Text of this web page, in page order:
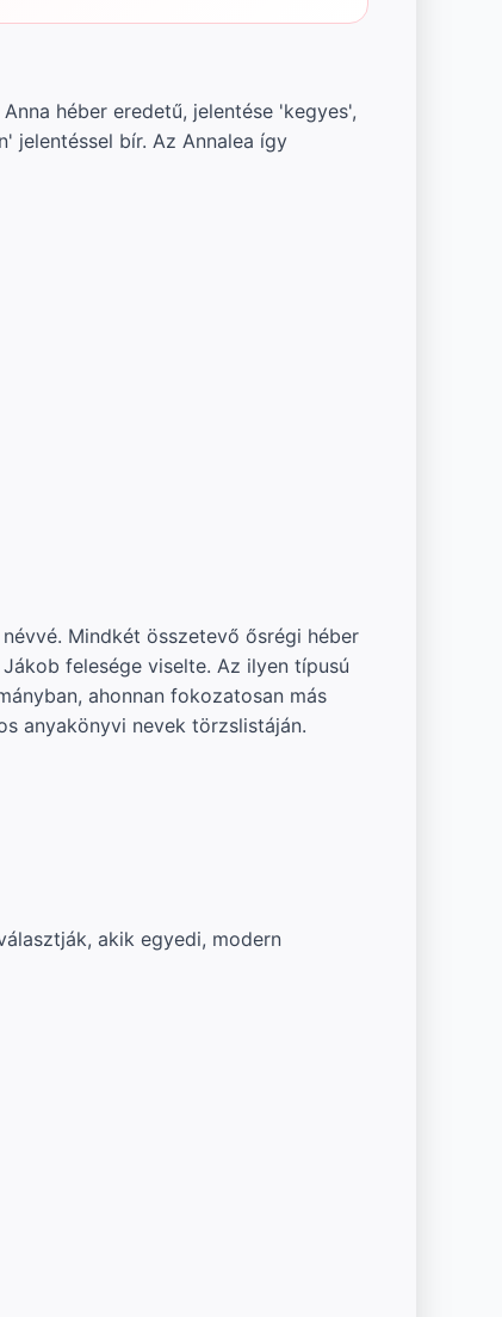
héber eredetű, jelentése 'kegyes',
jelentéssel bír. Az Annalea így
Mindkét összetevő ősrégi héber
felesége viselte. Az ilyen típusú
ahonnan fokozatosan más
anyakönyvi nevek törzslistáján.
akik egyedi, modern